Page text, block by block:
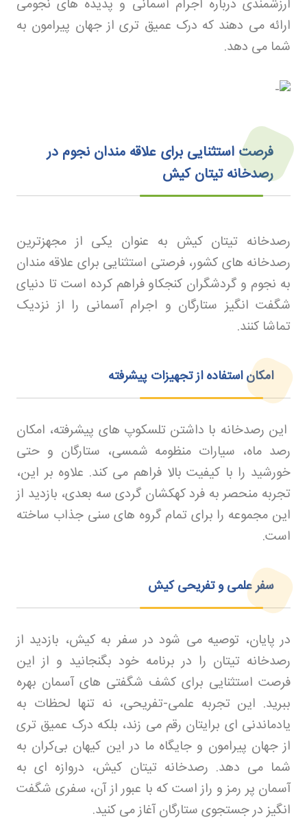
ارائه می‌ دهند که درک عمیق‌ تری از جهان پیرامون به
شما می‌ دهد.
فرصت استثنایی برای علاقه مندان نجوم در
رصدخانه تیتان کیش
رصدخانه تیتان کیش به عنوان یکی از مجهزترین
رصدخانه‌ های کشور، فرصتی استثنایی برای علاقه مندان
به نجوم و گردشگران کنجکاو فراهم کرده است تا دنیای
شگفت‌ انگیز ستارگان و اجرام آسمانی را از نزدیک
تماشا کنند.
امکان استفاده از تجهیزات پیشرفته
این رصدخانه با داشتن تلسکوپ‌ های پیشرفته، امکان
رصد ماه، سیارات منظومه شمسی، ستارگان و حتی
خورشید را با کیفیت بالا فراهم می‌ کند. علاوه بر این،
تجربه منحصر به فرد کهکشان‌ گردی سه‌ بعدی، بازدید از
این مجموعه را برای تمام گروه‌ های سنی جذاب ساخته
است.
سفر علمی و تفریحی کیش
در پایان، توصیه می‌ شود در سفر به کیش، بازدید از
رصدخانه تیتان را در برنامه خود بگنجانید و از این
فرصت استثنایی برای کشف شگفتی‌ های آسمان بهره
ببرید. این تجربه علمی-تفریحی، نه تنها لحظات به
یادماندنی‌ ای برایتان رقم می‌ زند، بلکه درک عمیق‌ تری
از جهان پیرامون و جایگاه ما در این کیهان بی‌کران به
شما می‌ دهد. رصدخانه تیتان کیش، دروازه‌ ای به
آسمان پر رمز و راز است که با عبور از آن، سفری شگفت‌
انگیز در جستجوی ستارگان آغاز می‌ کنید.